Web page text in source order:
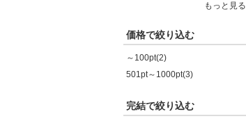
もっと見る
価格で絞り込む
～100pt(2)
501pt～1000pt(3)
完結で絞り込む